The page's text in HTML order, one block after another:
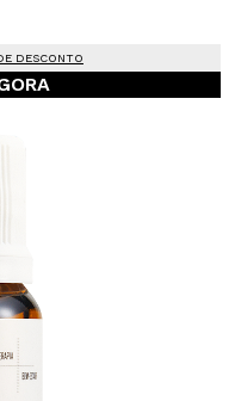
DESCONTO